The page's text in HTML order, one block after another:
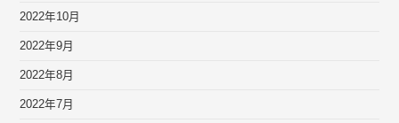
2022年10月
2022年9月
2022年8月
2022年7月